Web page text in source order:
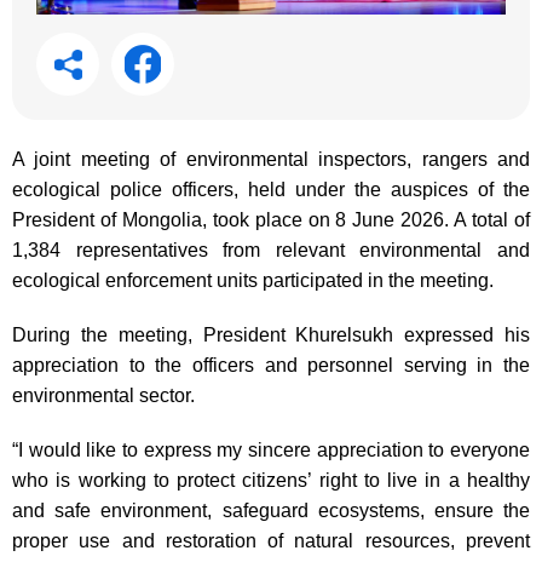
A joint meeting of environmental inspectors, rangers and
ecological police officers, held under the auspices of the
President of Mongolia, took place on 8 June 2026. A total of
1,384 representatives from relevant environmental and
ecological enforcement units participated in the meeting.
During the meeting, President Khurelsukh expressed his
appreciation to the officers and personnel serving in the
environmental sector.
“I would like to express my sincere appreciation to everyone
who is working to protect citizens’ right to live in a healthy
and safe environment, safeguard ecosystems, ensure the
proper use and restoration of natural resources, prevent